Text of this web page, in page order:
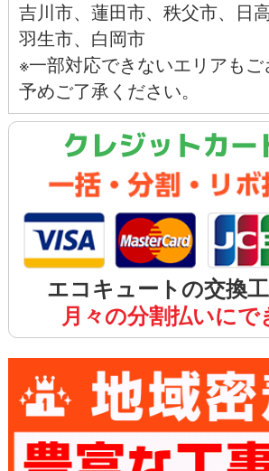
吉川市、 蓮田市、 秩父市、 日
羽生市、 白岡市
※一部対応できないエリアも
予めご了承ください。
クレジットカー
エコキュートの交換
月々の分割払いに